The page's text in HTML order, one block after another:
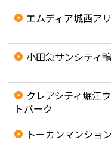
エムディア城西ア
小田急サンシティ
クレアシティ堀江
トパーク
トーカンマンショ